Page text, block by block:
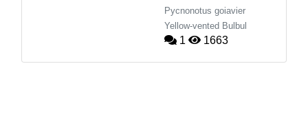
Pycnonotus goiavier
Yellow-vented Bulbul
1 1663